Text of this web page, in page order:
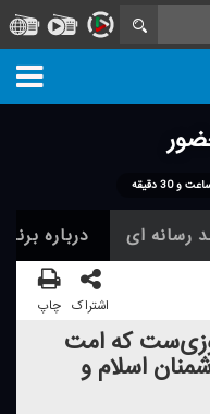
رسانه ای درباره
اشتراک چاپ
كه امت
اسلام و